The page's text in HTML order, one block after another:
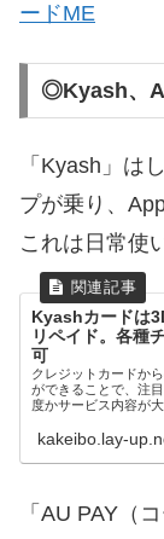
ードME
◎Kyash、
「Kyash」は
プが乗り、
これは日常使
Kyashカードは
リペイド。各種
可
クレジットカードか
ができることで、注
度かサービス内容が
kakeibo.lay-
「AU PAY（